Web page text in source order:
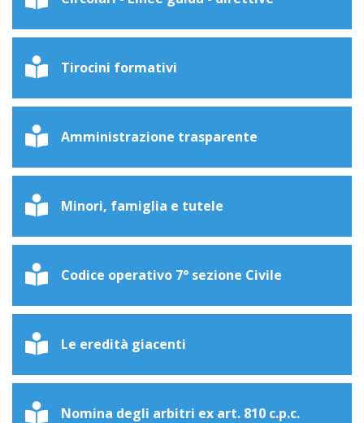
Tirocini formativi
Amministrazione trasparente
Minori, famiglia e tutele
Codice operativo 7° sezione Civile
Le eredità giacenti
Nomina degli arbitri ex art. 810 c.p.c.